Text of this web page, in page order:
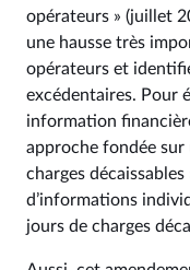
opérateurs » (juillet
une hausse très
opérateurs et
excédentaires. Pour
information
approche fondée sur
charges
d’informations
jours de charges